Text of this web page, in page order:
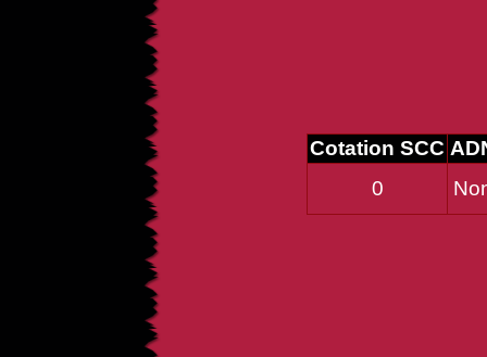
Cotation SCC
0